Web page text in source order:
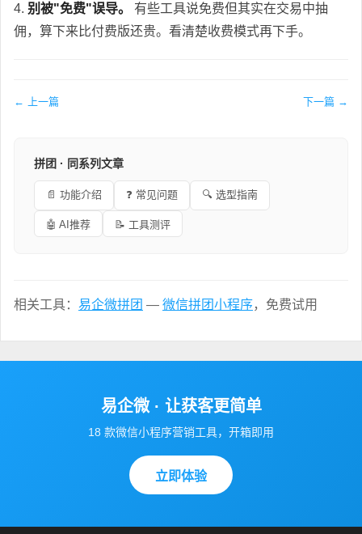
4. 别被"免费"误导。
有些工具说免费但其实在交易中抽
佣，算下来比付费版还贵。看清楚收费模式再下手。
← 上一篇 下一篇 →
拼团 · 同系列文章
📄 功能介绍 ❓ 常见问题 🔍 选型指南
🤖 AI推荐 📝 工具测评
相关工具： 易企微拼团 — 微信拼团小程序，免费试用
易企微 · 让获客更简单
18 款微信小程序营销工具，开箱即用
立即体验